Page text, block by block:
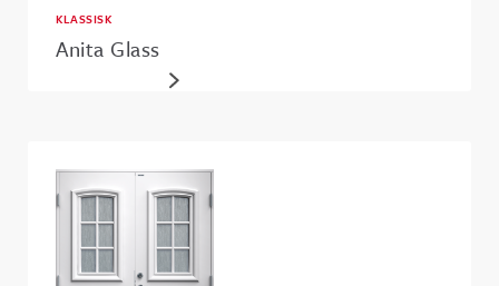
KLASSISK
Anita Glass